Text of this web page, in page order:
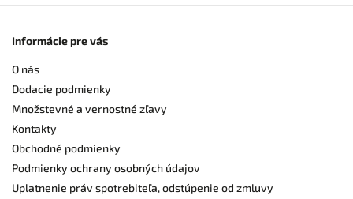
Informácie pre vás
O nás
Dodacie podmienky
Množstevné a vernostné zľavy
Kontakty
Obchodné podmienky
Podmienky ochrany osobných údajov
Uplatnenie práv spotrebiteľa, odstúpenie od zmluvy